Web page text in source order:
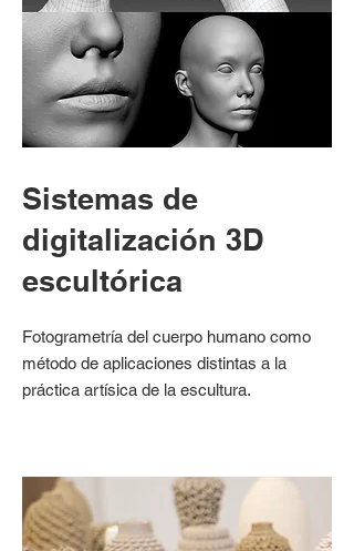
Sistemas de
digitalización 3D
escultórica
Fotogrametría del cuerpo humano como
método de aplicaciones distintas a la
práctica artísica de la escultura.